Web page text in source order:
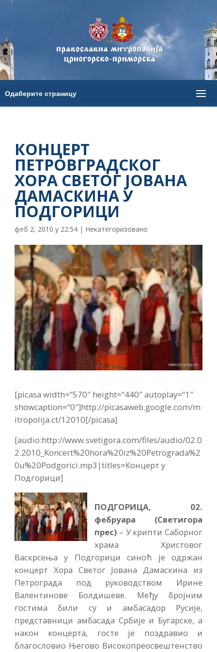
КОНЦЕРТ
ПЕТРОВГРАДСКОГ
ХОРА СВЕТОГ ЈОВАНА
ДАМАСКИНА У
ПОДГОРИЦИ
феб 2, 2010 у 22:54 | Некатегоризовано
[picasa width=“570″ height=“440″ autoplay=“1″
showcaption=“0″]http://picasaweb.google.com/m
itropolija.ct/12010[/picasa]
[audio:http://www.svetigora.com/files/audio/02.0
2.2010_Koncert%20hora%20iz%20Petrograda%2
0u%20Podgorici.mp3|titles=Концерт у
Подгорици]
ПОДГОРИЦА, 02.
фебруара (Светигора
прес) – У крипти Саборног
храма Христовог
Васкрсења у Подгорици синоћ је одржан
концерт Хора Светог Јована Дамаскина из
Петрограда под руководством Ирине
Валентинове Болдишеве. Међу бројним
гостима били су и амбасадор Русије,
представници амбасада Србије и Бугарске, а
након концерта, госте је поздравио и
благословио Његово Високопреосвештенство